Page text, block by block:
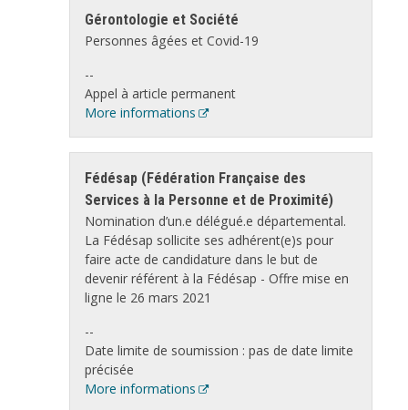
Gérontologie et Société
Personnes âgées et Covid-19
--
Appel à article permanent
More informations
Fédésap (Fédération Française des
Services à la Personne et de Proximité)
Nomination d’un.e délégué.e départemental.
La Fédésap sollicite ses adhérent(e)s pour
faire acte de candidature dans le but de
devenir référent à la Fédésap - Offre mise en
ligne le 26 mars 2021
--
Date limite de soumission : pas de date limite
précisée
More informations